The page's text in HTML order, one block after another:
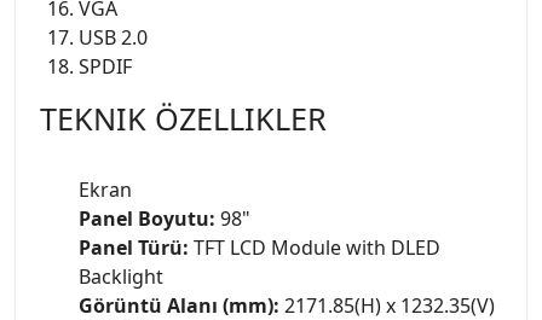
VGA
USB 2.0
SPDIF
TEKNIK ÖZELLIKLER
Ekran
Panel Boyutu: 98"
Panel Türü: TFT LCD Module with DLED
Backlight
Görüntü Alanı (mm): 2171.85(H) x 1232.35(V)